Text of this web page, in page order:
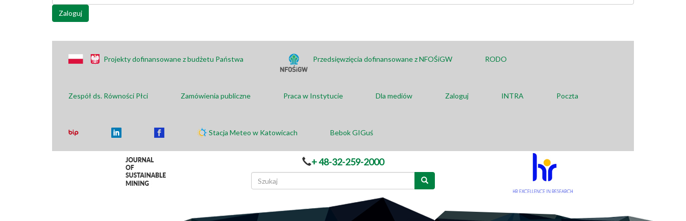
Zaloguj
Projekty dofinansowane z budżetu Państwa Przedsięwzięcia dofinansowane z NFOŚiGW RODO
Zespół ds. Równości Płci Zamówienia publiczne Praca w Instytucie Dla mediów Zaloguj INTRA Poczta
Stacja Meteo w Katowicach Bebok GIGuś
+ 48-32-259-2000
Formularz